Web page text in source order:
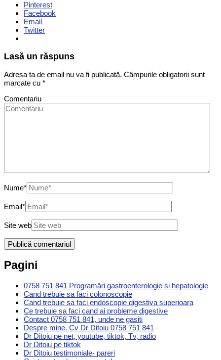
Pinterest
Facebook
Email
Twitter
Lasă un răspuns
Adresa ta de email nu va fi publicată. Câmpurile obligatorii sunt
marcate cu *
Comentariu
Nume*
Email*
Site web
Pagini
0758 751 841 Programări gastroenterologie si hepatologie
Cand trebuie sa faci colonoscopie
Cand trebuie sa faci endoscopie digestiva superioara
Ce trebuie sa faci cand ai probleme digestive
Contact 0758 751 841, unde ne gasiti
Despre mine. Cv Dr Ditoiu 0758 751 841
Dr Ditoiu pe net, youtube, tiktok, Tv, radio
Dr Ditoiu pe tiktok
Dr Ditoiu testimoniale- pareri